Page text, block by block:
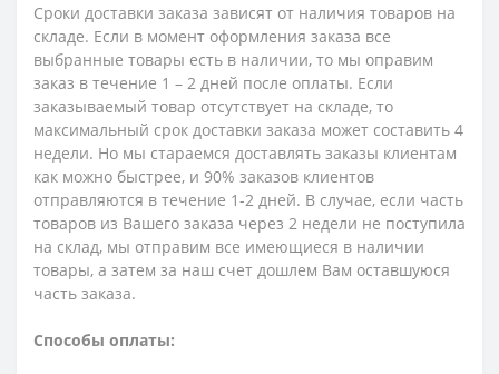
Сроки доставки заказа зависят от наличия товаров на
складе. Если в момент оформления заказа все
выбранные товары есть в наличии, то мы оправим
заказ в течение 1 – 2 дней после оплаты. Если
заказываемый товар отсутствует на складе, то
максимальный срок доставки заказа может составить 4
недели. Но мы стараемся доставлять заказы клиентам
как можно быстрее, и 90% заказов клиентов
отправляются в течение 1-2 дней. В случае, если часть
товаров из Вашего заказа через 2 недели не поступила
на склад, мы отправим все имеющиеся в наличии
товары, а затем за наш счет дошлем Вам оставшуюся
часть заказа.
Способы оплаты: